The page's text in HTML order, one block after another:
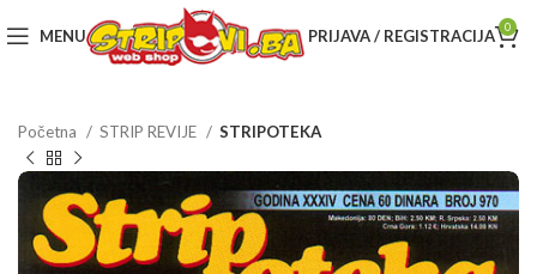
MENU PRIJAVA / REGISTRACIJA 0
Početna STRIP REVIJE STRIPOTEKA